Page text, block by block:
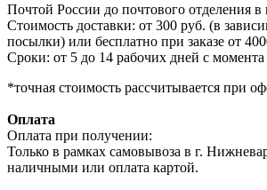
Почтой России до почтового отделения в
Стоимость доставки: от 300 руб. (в
посылки) или бесплатно при заказе от
Сроки: от 5 до 14 рабочих дней с момента
*точная стоимость рассчитывается при
Оплата
Оплата при получении:
Только в рамках самовывоза в г.
наличными или оплата картой.